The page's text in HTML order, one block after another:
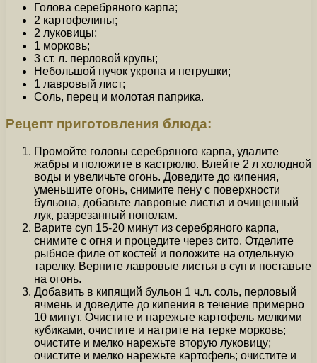
Голова серебряного карпа;
2 картофелины;
2 луковицы;
1 морковь;
3 ст. л. перловой крупы;
Небольшой пучок укропа и петрушки;
1 лавровый лист;
Соль, перец и молотая паприка.
Рецепт приготовления блюда:
Промойте головы серебряного карпа, удалите
жабры и положите в кастрюлю. Влейте 2 л холодной
воды и увеличьте огонь. Доведите до кипения,
уменьшите огонь, снимите пену с поверхности
бульона, добавьте лавровые листья и очищенный
лук, разрезанный пополам.
Варите суп 15-20 минут из серебряного карпа,
снимите с огня и процедите через сито. Отделите
рыбное филе от костей и положите на отдельную
тарелку. Верните лавровые листья в суп и поставьте
на огонь.
Добавить в кипящий бульон 1 ч.л. соль, перловый
ячмень и доведите до кипения в течение примерно
10 минут. Очистите и нарежьте картофель мелкими
кубиками, очистите и натрите на терке морковь;
очистите и мелко нарежьте вторую луковицу;
очистите и мелко нарежьте картофель; очистите и